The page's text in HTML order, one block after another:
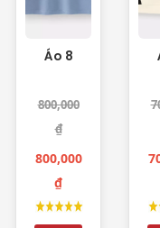
Áo 8
800,000
₫
800,000
₫